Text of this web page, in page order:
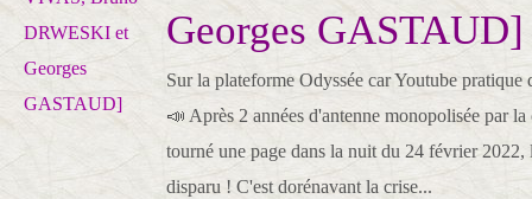
Georges GASTAUD]
Sur la plateforme Odyssée car Youtube pratique
📣 Après 2 années d'antenne monopolisée par
tourné une page dans la nuit du 24 février
disparu ! C'est dorénavant la crise...